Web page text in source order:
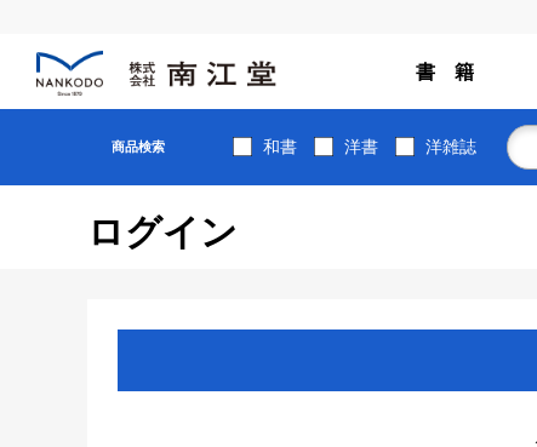
書 籍
商品検索 和書 洋書 洋雑誌
ログイン